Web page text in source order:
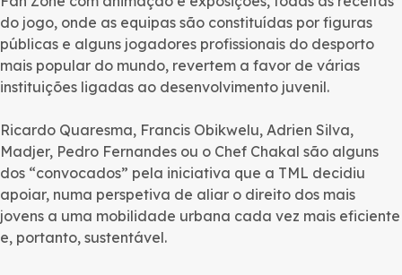
do jogo, onde as equipas são constituídas por figuras
públicas e alguns jogadores profissionais do desporto
mais popular do mundo, revertem a favor de várias
instituições ligadas ao desenvolvimento juvenil.
Ricardo Quaresma, Francis Obikwelu, Adrien Silva,
Madjer, Pedro Fernandes ou o Chef Chakal são alguns
dos “convocados” pela iniciativa que a TML decidiu
apoiar, numa perspetiva de aliar o direito dos mais
jovens a uma mobilidade urbana cada vez mais eficiente
e, portanto, sustentável.